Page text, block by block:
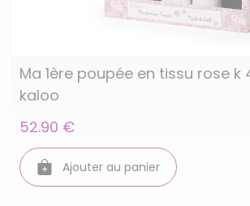
Ma 1ère poupée en tissu rose k
kaloo
52.90 €
Ajouter au panier